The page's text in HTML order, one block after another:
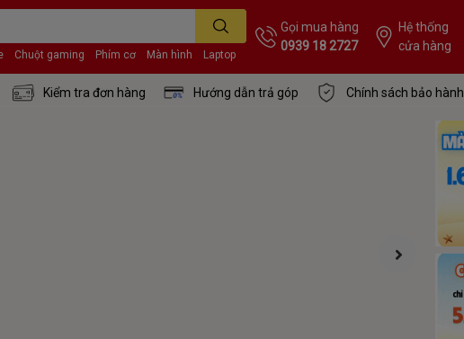
Chuột gaming Phím cơ Màn hình Laptop
Gọi mua hàng
0939 18 2727
Hệ thống
cửa hàng
Kiểm tra đơn hàng Hướng dẫn trả góp Chính sách bảo hành